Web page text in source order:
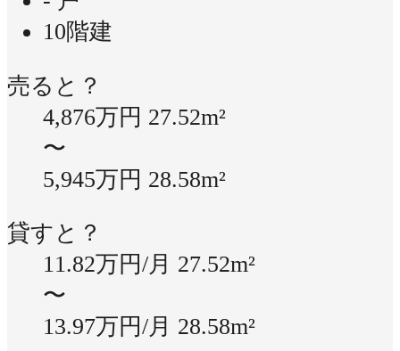
10階建
売ると？
4,876万円 27.52m²
〜
5,945万円 28.58m²
貸すと？
11.82万円/月 27.52m²
〜
13.97万円/月 28.58m²